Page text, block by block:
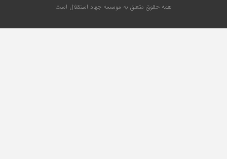
همه حقوق متعلق به موسسه جهاد استقلال است